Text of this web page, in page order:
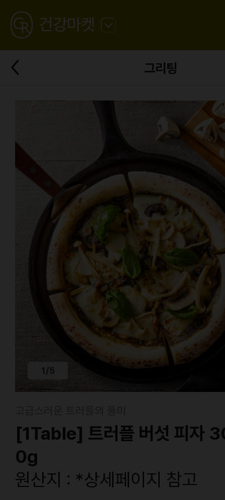
GREATING
건강마켓
로
그리팅
뒤
로
가
1/5
[1Table] 트러플 버섯 피자
0g
원산지 : *상세페이지 참고